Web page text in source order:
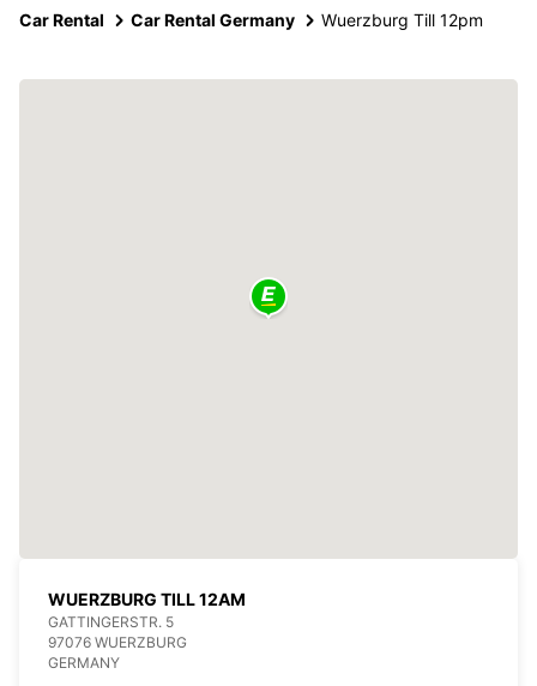
Car Rental Car Rental Germany Wuerzburg Till 12pm
WUERZBURG TILL 12AM
GATTINGERSTR. 5
97076 WUERZBURG
GERMANY